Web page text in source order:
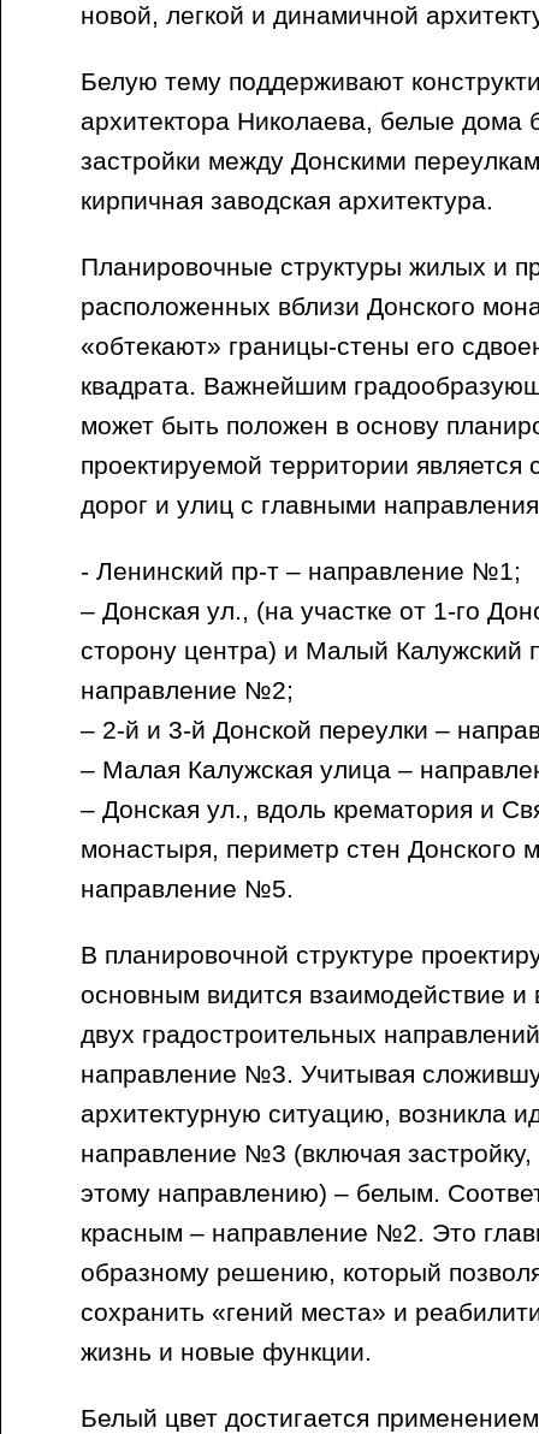
новой, легкой и динамичной
Белую тему поддерживают
архитектора Николаева, белые дома
застройки между Донскими
кирпичная заводская архитектура.
Планировочные структуры жилых и
расположенных вблизи Донского
«обтекают» границы-стены его
квадрата. Важнейшим
может быть положен в основу
проектируемой территории
дорог и улиц с главными
- Ленинский пр-т – направление №1;
– Донская ул., (на участке от 1-го
сторону центра) и Малый Калужский
направление №2;
– 2-й и 3-й Донской переулки –
– Малая Калужская улица –
– Донская ул., вдоль крематория и
монастыря, периметр стен Донского
направление №5.
В планировочной структуре
основным видится взаимодействие и
двух градостроительных
направление №3. Учитывая
архитектурную ситуацию, возникла
направление №3 (включая
этому направлению) – белым.
красным – направление №2. Это
образному решению, который
сохранить «гений места» и
жизнь и новые функции.
Белый цвет достигается